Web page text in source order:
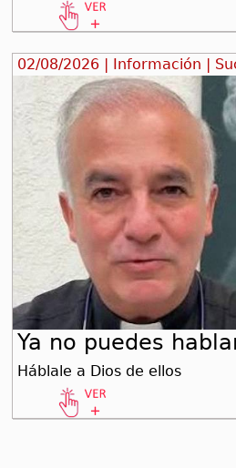
02/08/2026 | Información |
Ya no puedes
Háblale a Dios de ellos